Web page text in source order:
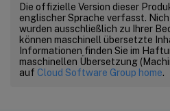
Die offizielle Version dieser
englischer Sprache verfasst.
wurden ausschließlich zu Ihrer
können maschinell übersetzte
Informationen finden Sie im
maschinellen Übersetzung
auf Cloud Software Group home.